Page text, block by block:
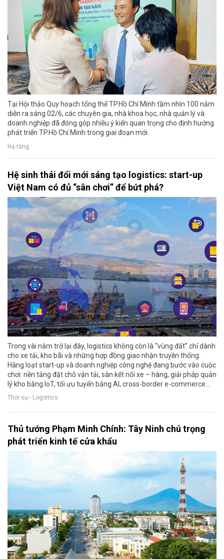
Tại Hội thảo Quy hoạch tổng thể TP.Hồ Chí Minh tầm nhìn 100 năm
diễn ra sáng 02/6, các chuyên gia, nhà khoa học, nhà quản lý và
doanh nghiệp đã đóng góp nhiều ý kiến quan trọng cho định hướng
phát triển TP.Hồ Chí Minh trong giai đoạn mới.
Hạ tầng
Hệ sinh thái đổi mới sáng tạo logistics: start-up
Việt Nam có đủ “sân chơi” để bứt phá?
Trong vài năm trở lại đây, logistics không còn là “vùng đất” chỉ dành
cho xe tải, kho bãi và những hợp đồng giao nhận truyền thống.
Hàng loạt start-up và doanh nghiệp công nghệ đang bước vào cuộc
chơi: nền tảng đặt chỗ vận tải, sàn kết nối xe – hàng, giải pháp quản
lý kho bằng IoT, tối ưu tuyến bằng AI, cross-border e-commerce…
Thời sự - Logistics
Thủ tướng Phạm Minh Chính: Tây Ninh chú trọng
phát triển kinh tế cửa khẩu